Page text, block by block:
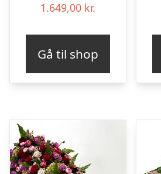
1.649,00 kr.
Gå til shop